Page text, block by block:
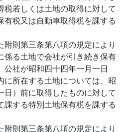
税若しくは土地の取得に対して
有税又は自動車取得税を課する
附則第三条第八項の規定により
係る土地で会社が引き続き保有
公社が昭和四十四年一月一日
に所在する土地については、昭
日）前に取得したものに対して
課する特別土地保有税を課する
附則第三条第八項の規定により